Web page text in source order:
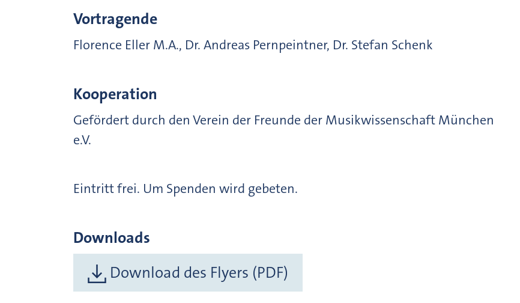
Vortragende
Florence Eller M.A., Dr. Andreas Pernpeintner, Dr. Stefan Schenk
Kooperation
Gefördert durch den Verein der Freunde der Musikwissenschaft München
e.V.
Eintritt frei. Um Spenden wird gebeten.
Downloads
Download des Flyers (PDF)